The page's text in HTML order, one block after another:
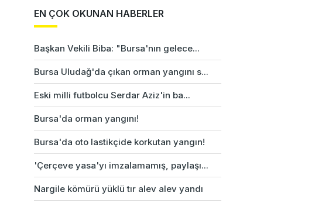
EN ÇOK OKUNAN HABERLER
Başkan Vekili Biba: "Bursa'nın gelece...
Bursa Uludağ'da çıkan orman yangını s...
Eski milli futbolcu Serdar Aziz'in ba...
Bursa'da orman yangını!
Bursa'da oto lastikçide korkutan yangın!
'Çerçeve yasa'yı imzalamamış, paylaşı...
Nargile kömürü yüklü tır alev alev yandı